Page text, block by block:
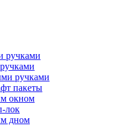
ручками
ручками
пакеты
окном
лок
дном